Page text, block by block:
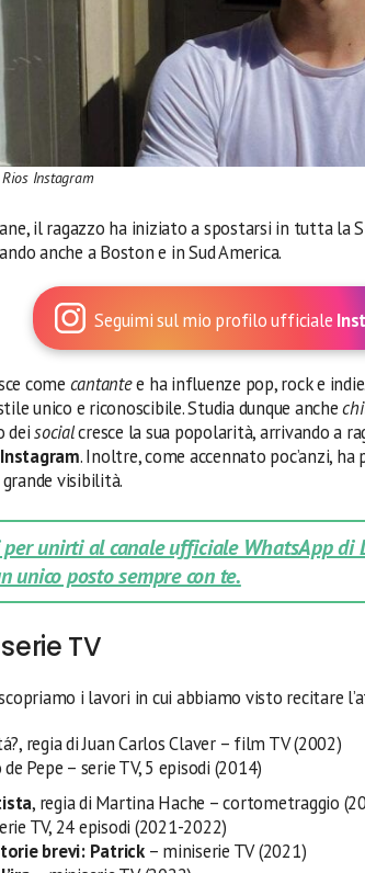
Instagram
il ragazzo ha iniziato a spostarsi in tutta la
anche a Boston e in Sud America.
Seguimi sul mio profilo ufficiale
come cantantee ha influenze pop, rock e
unico e riconoscibile. Studia dunque anche
deisocialcresce la sua popolarità, arrivando a
Instagram. Inoltre, come accennato poc’anzi,
visibilità.
per unirti al canale ufficiale WhatsApp di
unico posto sempre con te.
TV
i lavori in cui abbiamo visto recitare
regia di Juan Carlos Claver – film TV (2002)
Pepe – serie TV, 5 episodi (2014)
, regia di Martina Hache – cortometraggio
TV, 24 episodi (2021-2022)
brevi: Patrick– miniserie TV (2021)